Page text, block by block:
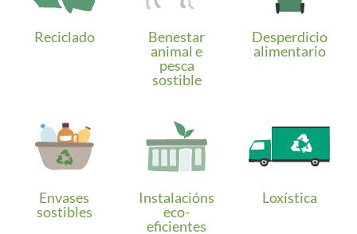
Reciclado
Benestar
animal e
pesca
sostible
Desperdicio
alimentario
Envases
sostibles
Instalacións
eco-
eficientes
Loxística